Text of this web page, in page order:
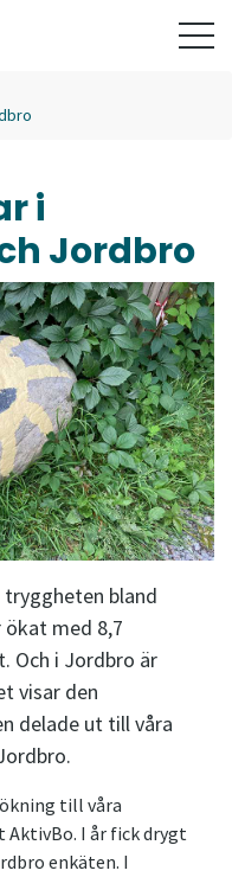
i
Jordbro
tryggheten bland
med 8,7
Och i Jordbro är
visar den
delade ut till våra
till våra
AktivBo. I år fick drygt
enkäten. I